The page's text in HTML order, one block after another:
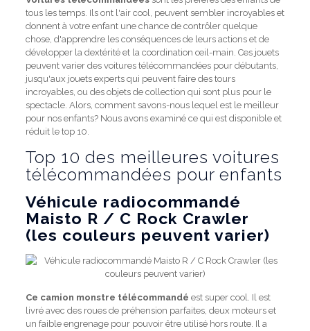
tous les temps. Ils ont l'air cool, peuvent sembler incroyables et
donnent à votre enfant une chance de contrôler quelque
chose, d'apprendre les conséquences de leurs actions et de
développer la dextérité et la coordination œil-main. Ces jouets
peuvent varier des voitures télécommandées pour débutants,
jusqu'aux jouets experts qui peuvent faire des tours
incroyables, ou des objets de collection qui sont plus pour le
spectacle. Alors, comment savons-nous lequel est le meilleur
pour nos enfants? Nous avons examiné ce qui est disponible et
réduit le top 10.
Top 10 des meilleures voitures
télécommandées pour enfants
Véhicule radiocommandé
Maisto R / C Rock Crawler
(les couleurs peuvent varier)
Ce camion monstre télécommandé est super cool. Il est
livré avec des roues de préhension parfaites, deux moteurs et
un faible engrenage pour pouvoir être utilisé hors route. Il a